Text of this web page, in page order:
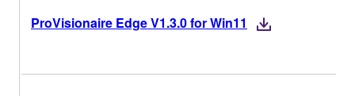
ProVisionaire Edge V1.3.0 for Win11